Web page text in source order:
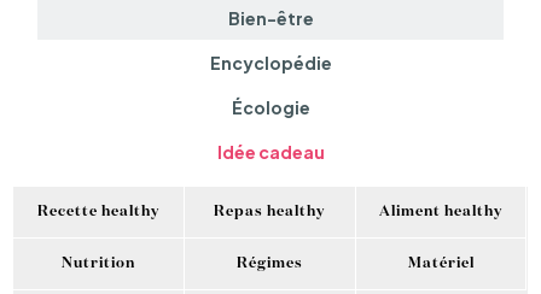
Bien-être
Encyclopédie
Écologie
Idée cadeau
Recette healthy Repas healthy Aliment healthy
Nutrition Régimes Matériel